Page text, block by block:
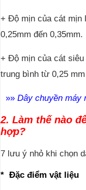
+ Độ mịn của cát mịn
0,25mm đến 0,35mm.
+ Độ mịn của cát
trung bình từ 0,25
»» Dây chuyền máy
2. Làm thế nào
hợp?
7 lưu ý nhỏ khi chọn
* Đặc điểm vật liệu